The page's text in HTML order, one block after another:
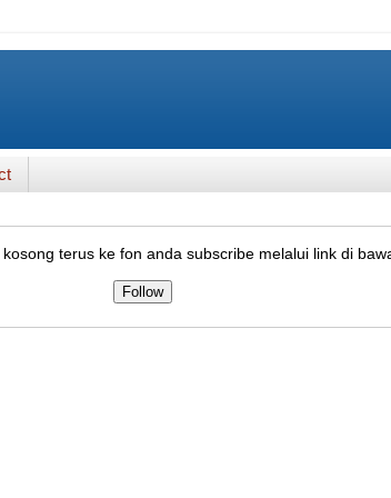
terus ke fon anda subscribe melalui link di